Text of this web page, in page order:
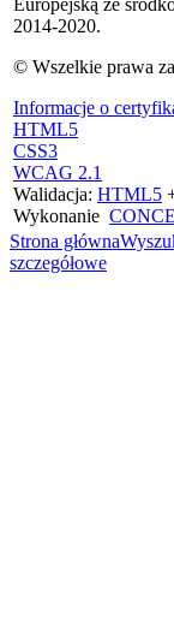
2014-2020.
© Wszelkie prawa
Informacje o
HTML5
CSS3
WCAG 2.1
Walidacja: HTML5
Wykonanie
Strona główna
szczegółowe